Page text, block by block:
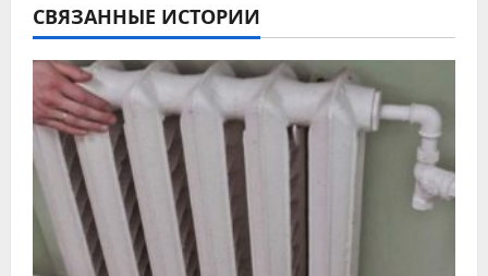
а
ц
и
я
п
о
СВЯЗАННЫЕ ИСТОРИИ